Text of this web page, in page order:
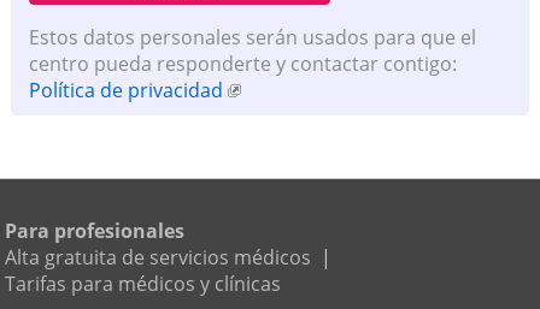
Estos datos personales serán usados para que el
centro pueda responderte y contactar contigo:
Política de privacidad
Para profesionales
Alta gratuita de servicios médicos |
Tarifas para médicos y clínicas